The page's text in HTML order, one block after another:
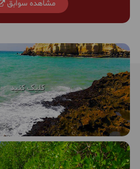
مشاهده سوابق